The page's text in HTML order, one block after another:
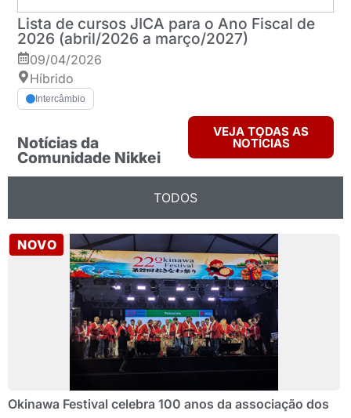
Lista de cursos JICA para o Ano Fiscal de
2026 (abril/2026 a março/2027)
09/04/2026
Híbrido
Intercâmbio
Notícias da
Comunidade Nikkei
VEJA TODAS AS
NOTÍCIAS
TODOS
NOVO
Okinawa Festival celebra 100 anos da associação dos